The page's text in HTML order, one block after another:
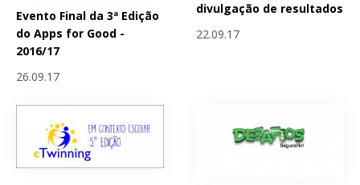
Evento Final da 3ª Edição
do Apps for Good -
2016/17
26.09.17
divulgação de resultados
22.09.17